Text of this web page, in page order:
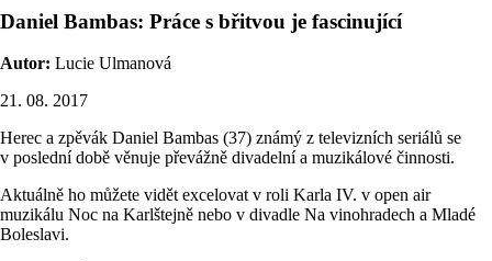
Daniel Bambas: Práce s břitvou je fascinující
Autor: Lucie Ulmanová
21. 08. 2017
Herec a zpěvák Daniel Bambas (37) známý z televizních seriálů se
v poslední době věnuje převážně divadelní a muzikálové činnosti.
Aktuálně ho můžete vidět excelovat v roli Karla IV. v open air
muzikálu Noc na Karlštejně nebo v divadle Na vinohradech a Mladé
Boleslavi.